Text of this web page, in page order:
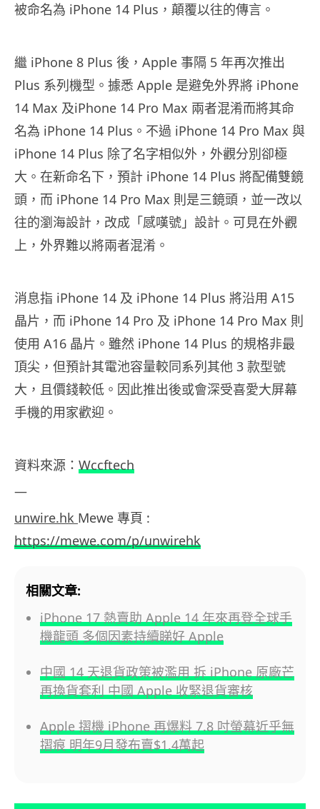
被命名為 iPhone 14 Plus，顛覆以往的傳言。
繼 iPhone 8 Plus 後，Apple 事隔 5 年再次推出
Plus 系列機型。據悉 Apple 是避免外界將 iPhone
14 Max 及iPhone 14 Pro Max 兩者混淆而將其命
名為 iPhone 14 Plus。不過 iPhone 14 Pro Max 與
iPhone 14 Plus 除了名字相似外，外觀分別卻極
大。在新命名下，預計 iPhone 14 Plus 將配備雙鏡
頭，而 iPhone 14 Pro Max 則是三鏡頭，並一改以
往的瀏海設計，改成「感嘆號」設計。可見在外觀
上，外界難以將兩者混淆。
消息指 iPhone 14 及 iPhone 14 Plus 將沿用 A15
晶片，而 iPhone 14 Pro 及 iPhone 14 Pro Max 則
使用 A16 晶片。雖然 iPhone 14 Plus 的規格非最
頂尖，但預計其電池容量較同系列其他 3 款型號
大，且價錢較低。因此推出後或會深受喜愛大屏幕
手機的用家歡迎。
資料來源： Wccftech
—
unwire.hk Mewe 專頁 :
https://mewe.com/p/unwirehk
相關文章:
iPhone 17 熱賣助 Apple 14 年來再登全球手
機龍頭 多個因素持續睇好 Apple
中國 14 天退貨政策被濫用 拆 iPhone 原廠芒
再換貨套利 中國 Apple 收緊退貨審核
Apple 摺機 iPhone 再爆料 7.8 吋螢幕近乎無
摺痕 明年9月發布賣$1.4萬起